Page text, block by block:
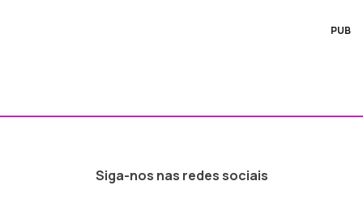
PUB
Siga-nos nas redes sociais